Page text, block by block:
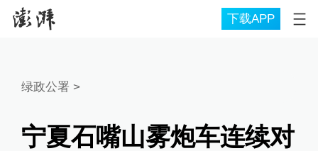
下载APP
绿政公署 >
宁夏石嘴山雾炮车连续对